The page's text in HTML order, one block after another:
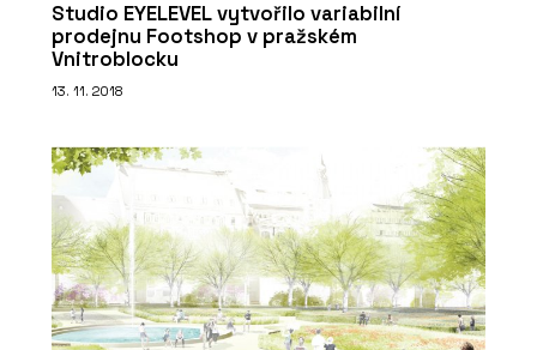
Tvrzený kámen Calacatta Olympos -
TechniStone
Studio EYELEVEL vytvořilo variabilní
prodejnu Footshop v pražském
Vnitroblocku
13. 11. 2018